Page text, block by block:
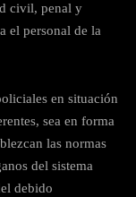
civil, penal y
el personal de la
en situación
sea en forma
las normas
del sistema
debido